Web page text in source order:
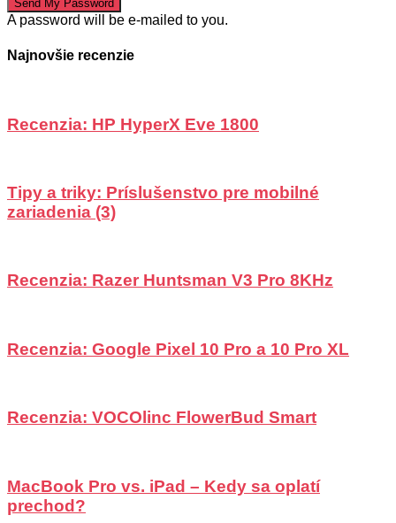
A password will be e-mailed to you.
Najnovšie recenzie
Recenzia: HP HyperX Eve 1800
Tipy a triky: Príslušenstvo pre mobilné
zariadenia (3)
Recenzia: Razer Huntsman V3 Pro 8KHz
Recenzia: Google Pixel 10 Pro a 10 Pro XL
Recenzia: VOCOlinc FlowerBud Smart
MacBook Pro vs. iPad – Kedy sa oplatí
prechod?